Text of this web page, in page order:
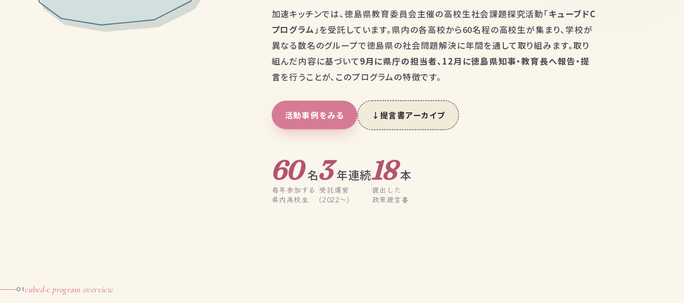
加速キッチンでは、徳島県教育委員会主催の高校生社会課題探究活動「キューブドC
プログラム 」を受託しています。県内の各高校から60名程の高校生が集まり、学校が
異なる数名のグループで徳島県の社会問題解決に年間を通して取り組みます。取り
組んだ内容に基づいて9月に県庁の担当者、12月に徳島県知事・教育長へ報告・提
言を行うことが、このプログラムの特徴です。
活動事例をみる ↓ 提言書アーカイブ
60 名
毎年参加する
県内高校生
3 年連続
受託運営
(2022〜)
18 本
提出した
政策提言書
01cubed-c program overview